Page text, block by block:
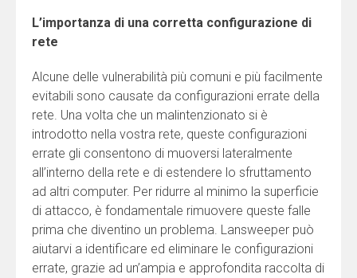
L’importanza di una corretta configurazione di
rete
Alcune delle vulnerabilità più comuni e più facilmente
evitabili sono causate da configurazioni errate della
rete. Una volta che un malintenzionato si è
introdotto nella vostra rete, queste configurazioni
errate gli consentono di muoversi lateralmente
all’interno della rete e di estendere lo sfruttamento
ad altri computer. Per ridurre al minimo la superficie
di attacco, è fondamentale rimuovere queste falle
prima che diventino un problema. Lansweeper può
aiutarvi a identificare ed eliminare le configurazioni
errate, grazie ad un’ampia e approfondita raccolta di